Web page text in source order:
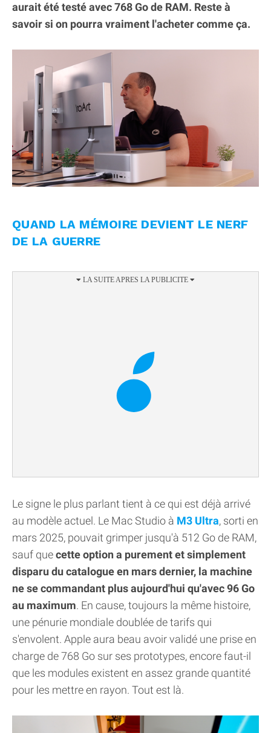
aurait été testé avec 768 Go de RAM. Reste à
savoir si on pourra vraiment l'acheter comme ça.
QUAND LA MÉMOIRE DEVIENT LE NERF
DE LA GUERRE
Le signe le plus parlant tient à ce qui est déjà arrivé
au modèle actuel. Le Mac Studio à M3 Ultra, sorti en
mars 2025, pouvait grimper jusqu'à 512 Go de RAM,
sauf quecette option a purement et simplement
disparu du catalogue en mars dernier, la machine
ne se commandant plus aujourd'hui qu'avec 96 Go
au maximum. En cause, toujours la même histoire,
une pénurie mondiale doublée de tarifs qui
s'envolent. Apple aura beau avoir validé une prise en
charge de 768 Go sur ses prototypes, encore faut-il
que les modules existent en assez grande quantité
pour les mettre en rayon. Tout est là.